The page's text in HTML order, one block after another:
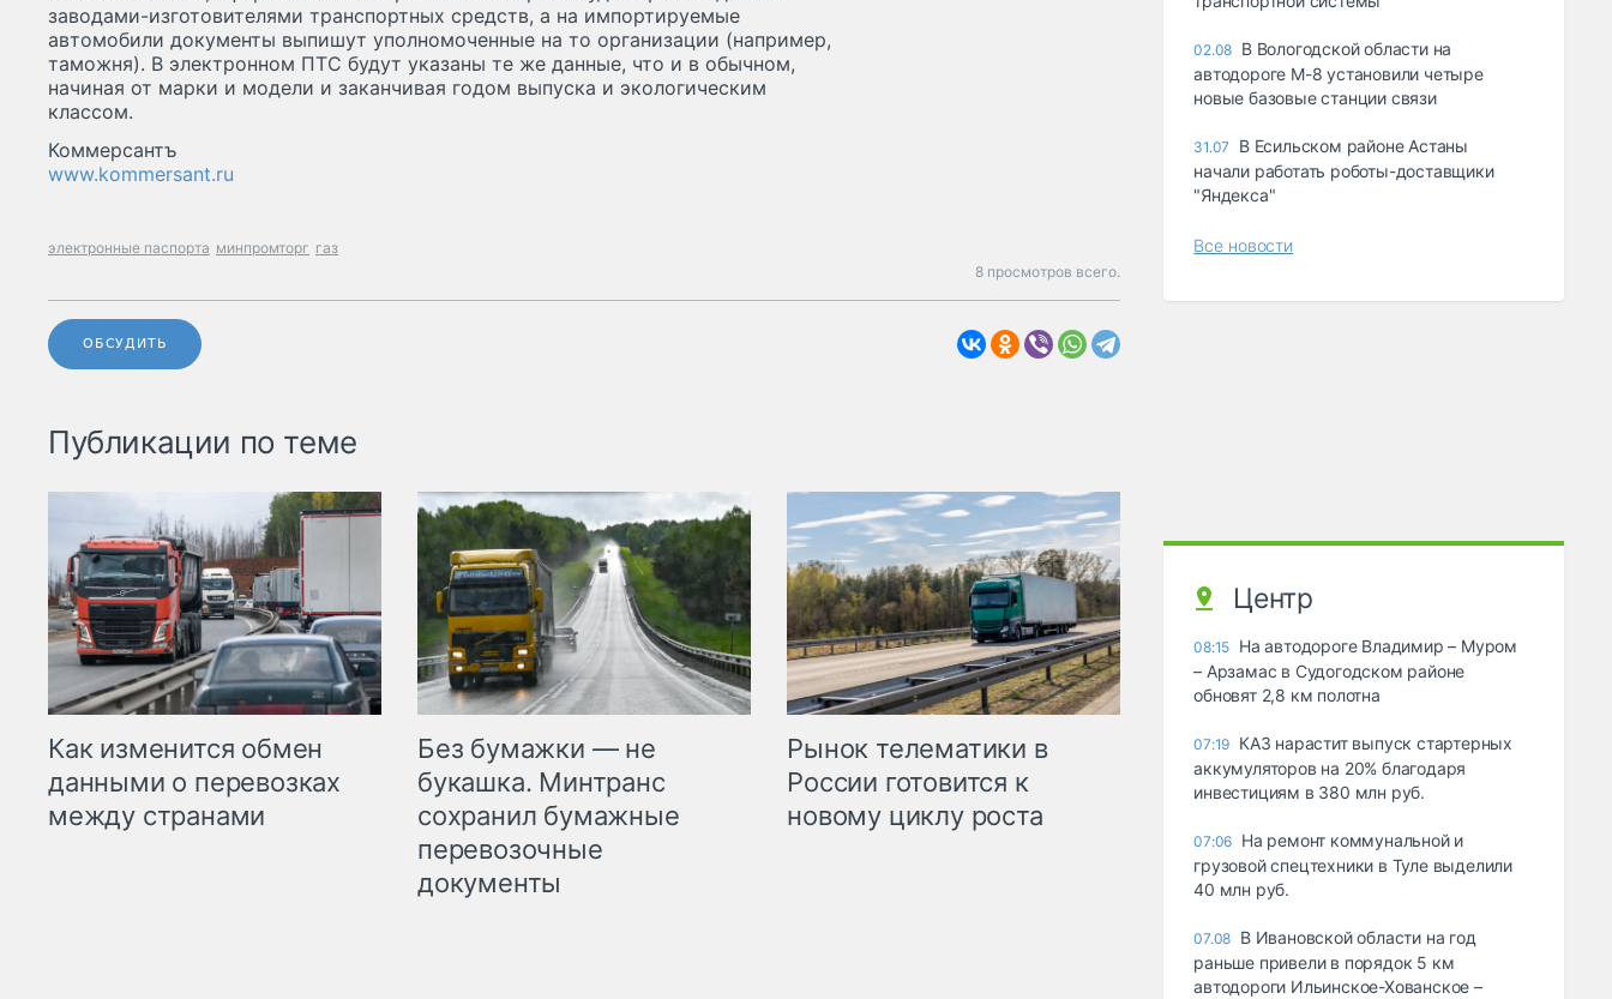
заводами-изготовителями транспортных средств, а на импортируемые
автомобили документы выпишут уполномоченные на то организации (например,
таможня). В электронном ПТС будут указаны те же данные, что и в обычном,
начиная от марки и модели и заканчивая годом выпуска и экологическим
классом.
Коммерсантъ
www.kommersant.ru
электронные паспорта минпромторг газ
8 просмотров всего.
ОБСУДИТЬ
Публикации по теме
Как изменится обмен
данными о перевозках
между странами
Без бумажки — не
букашка. Минтранс
сохранил бумажные
перевозочные
документы
Рынок телематики в
России готовится к
новому циклу роста
02.08 В Вологодской области на
автодороге М-8 установили четыре
новые базовые станции связи
31.07
В Есильском районе Астаны
начали работать роботы-доставщики
"Яндекса"
Все новости
Центр
08:15 На автодороге Владимир – Муром
– Арзамас в Судогодском районе
обновят 2,8 км полотна
07:19 КАЗ нарастит выпуск стартерных
аккумуляторов на 20% благодаря
инвестициям в 380 млн руб.
07:06 На ремонт коммунальной и
грузовой спецтехники в Туле выделили
40 млн руб.
07.08 В Ивановской области на год
раньше привели в порядок 5 км
автодороги Ильинское-Хованское –